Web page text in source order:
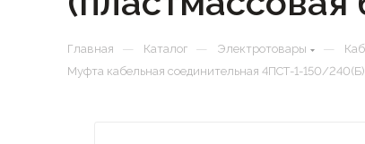
Главная — Каталог — Электротовары —
Муфта кабельная соединительная 4ПСТ-1-150/